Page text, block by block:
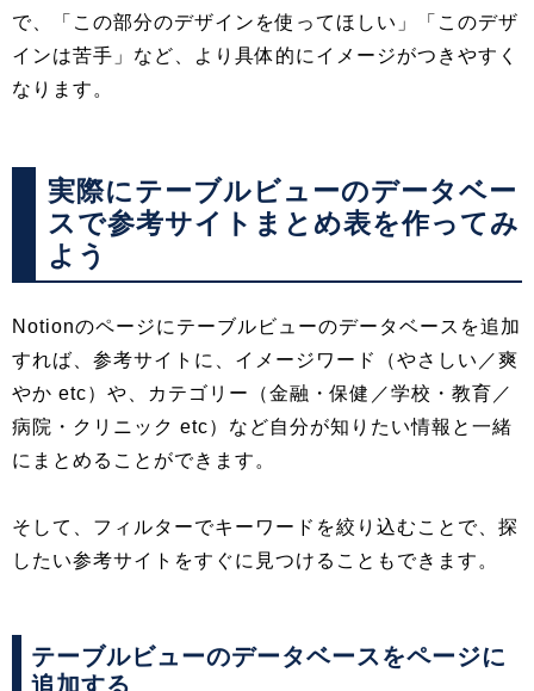
で、「この部分のデザインを使ってほしい」「このデザ
インは苦手」など、より具体的にイメージがつきやすく
なります。
実際にテーブルビューのデータベー
スで参考サイトまとめ表を作ってみ
よう
Notionのページにテーブルビューのデータベースを追加
すれば、参考サイトに、イメージワード（やさしい／爽
やか etc）や、カテゴリー（金融・保健／学校・教育／
病院・クリニック etc）など自分が知りたい情報と一緒
にまとめることができます。
そして、フィルターでキーワードを絞り込むことで、探
したい参考サイトをすぐに見つけることもできます。
テーブルビューのデータベースをページに
追加する